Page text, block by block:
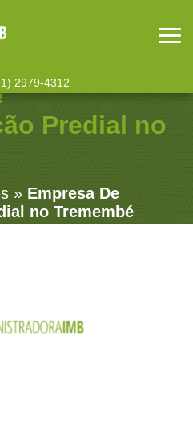
2979-4312
Predial no
» Empresa De
no Tremembé